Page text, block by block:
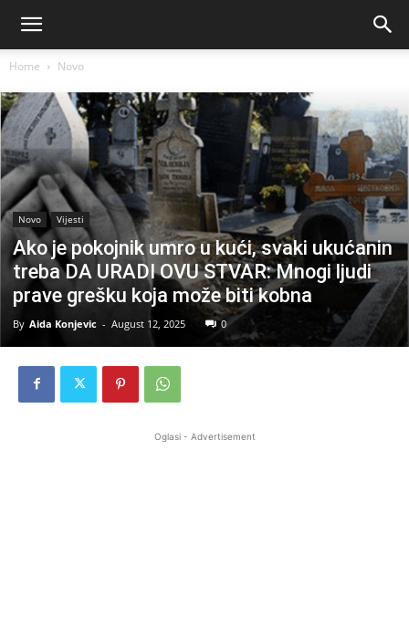
Home Novo
Novo Vijesti
Ako je pokojnik umro u kući, svaki ukućanin
treba DA URADI OVU STVAR: Mnogi ljudi
prave grešku koja može biti kobna
By Aida Konjevic - August 12, 2025 0
Oglasi - Advertisement